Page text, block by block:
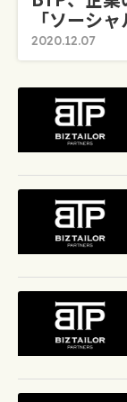
「ソーシ
2020.12.07